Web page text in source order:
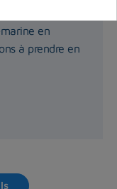
en
à prendre en